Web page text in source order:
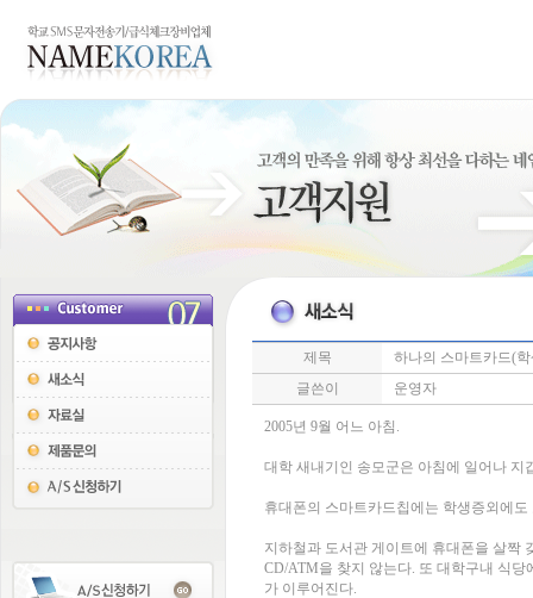
제목
하나의 스마트카드(
글쓴이
운영자
2005년 9월 어느 아침.
대학 새내기인 송모군은 아침에 일어나
휴대폰의 스마트카드칩에는 학생증외에
지하철과 도서관 게이트에 휴대폰을 살짝
CD/ATM을 찾지 않는다. 또 대학구내 식
가 이루어진다.